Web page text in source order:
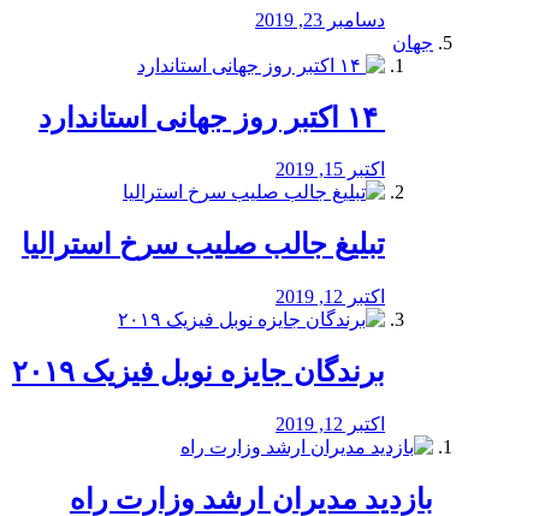
دسامبر 23, 2019
جهان
اکتبر 15, 2019
تبلیغ جالب صلیب سرخ استرالیا
اکتبر 12, 2019
برندگان جایزه نوبل فیزیک ۲۰۱۹
اکتبر 12, 2019
بازدید مدیران ارشد وزارت راه